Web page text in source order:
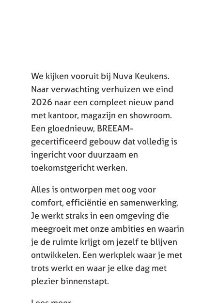
We kijken vooruit bij Nuva Keukens.
Naar verwachting verhuizen we eind
2026 naar een compleet nieuw pand
met kantoor, magazijn en showroom.
Een gloednieuw, BREEAM-
gecertificeerd gebouw dat volledig is
ingericht voor duurzaam en
toekomstgericht werken.
Alles is ontworpen met oog voor
comfort, efficiëntie en samenwerking.
Je werkt straks in een omgeving die
meegroeit met onze ambities en waarin
je de ruimte krijgt om jezelf te blijven
ontwikkelen. Een werkplek waar je met
trots werkt en waar je elke dag met
plezier binnenstapt.